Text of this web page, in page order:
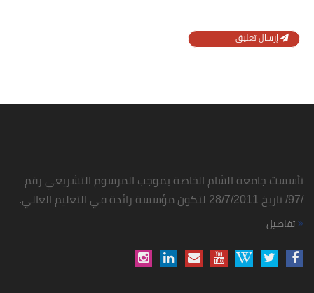
إرسال تعليق
تأسست جامعة الشام الخاصة بموجب المرسوم التشريعي رقم
/97/ تاريخ 28/7/2011 لتكون مؤسسة رائدة في التعليم العالي.
تفاصيل